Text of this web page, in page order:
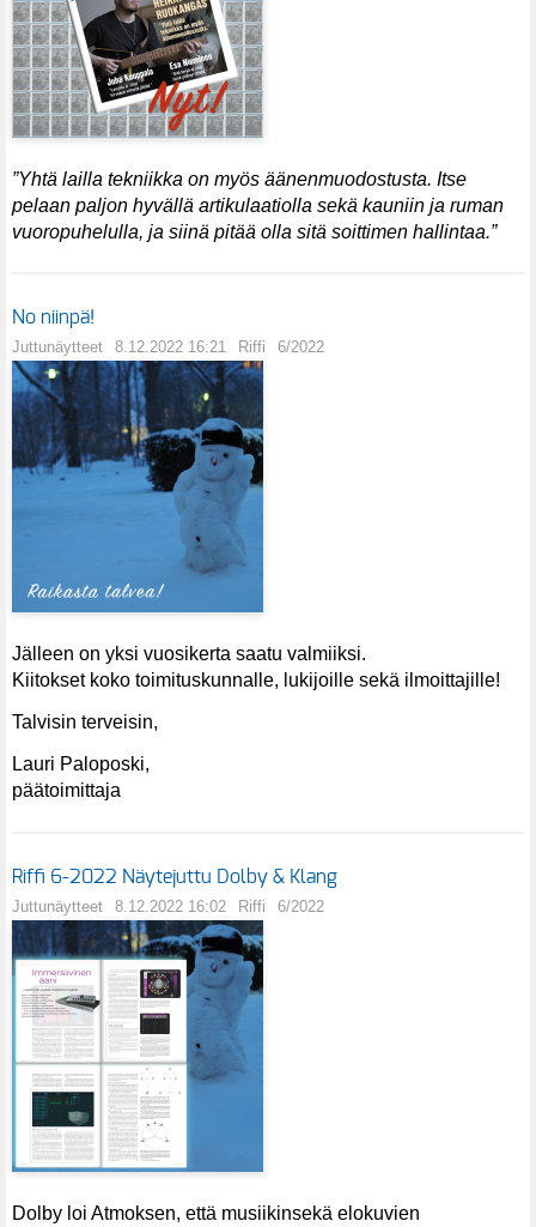
”Yhtä lailla tekniikka on myös äänenmuodostusta. Itse
pelaan paljon hyvällä artikulaatiolla sekä kauniin ja ruman
vuoropuhelulla, ja siinä pitää olla sitä soittimen hallintaa.”
No niinpä!
Juttunäytteet 8.12.2022 16:21 Riffi 6/2022
Jälleen on yksi vuosikerta saatu valmiiksi.
Kiitokset koko toimituskunnalle, lukijoille sekä ilmoittajille!
Talvisin terveisin,
Lauri Paloposki,
päätoimittaja
Riffi 6-2022 Näytejuttu Dolby & Klang
Juttunäytteet 8.12.2022 16:02 Riffi 6/2022
Dolby loi Atmoksen, että musiikinsekä elokuvien